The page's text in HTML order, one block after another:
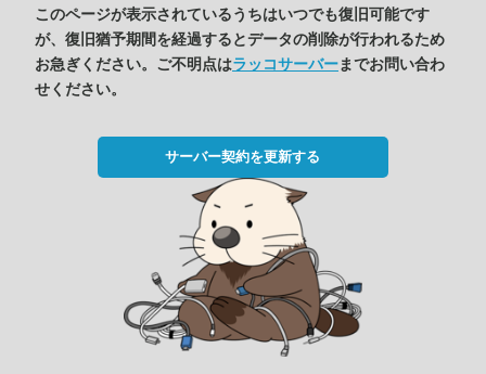
このページが表示されているうちはいつでも復旧可能です
が、復旧猶予期間を経過するとデータの削除が行われるため
お急ぎください。ご不明点はラッコサーバーまでお問い合わ
せください。
サーバー契約を更新する